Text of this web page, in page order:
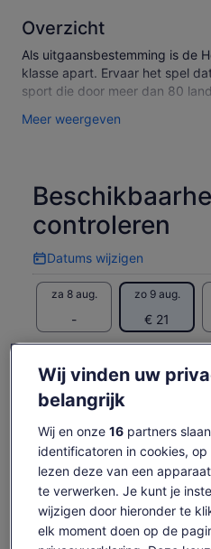
Overzicht
Als uitgaansbestemming is de
klasse apart. Ervaar het spel
sport die door meer dan 80
Probeer je hand op goaltending
eigen SportsCentre in de TSN
Geniet van 's werelds grootste
het beste van alles: laat je foto
van hockey, de felbegeerde
Meer weergeven
controleren
Datums wijzigen
Datums
wijzigen
za 8 aug.
-
zo 9 aug.
€ 21
De
prijs
€ 21
per
volwassene
€ 21
inclusief belastingen en toeslagen
per volwassene
door machinevertaling
Originele tekst bekijken
Feedback over deze
Wat is wel en
inbegrepen
Alle belastingen,
Souvenirfoto's
Wij vinden uw
belangrijk
Wij en onze 16partners
identificatoren in cookies,
lezen deze van een
te verwerken. Je kunt je
wijzigen door hieronder te
elk moment doen op de